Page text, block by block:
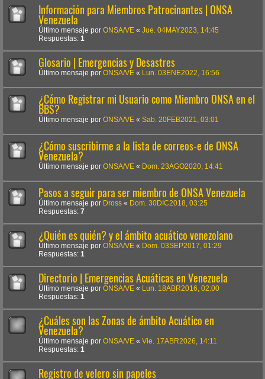
Información para Miembros Patrocinantes | ONSA
Venezuela
Último mensaje por ONSA/VE « Jue. 04MAY2023, 14:45
Respuestas: 1
Glosario | Emergencias y Desastres
Último mensaje por ONSA/VE « Lun. 03ENE2022, 16:56
¿Cómo Registrar mi Usuario como Miembro ONSA en el
BBS?
Último mensaje por ONSA/VE « Sab. 20FEB2021, 03:01
¿Cómo suscribirme a la lista de correos-e de ONSA
Venezuela?
Último mensaje por ONSA/VE « Dom. 23AGO2020, 14:41
Pasos a seguir para ser miembro de ONSA Venezuela
Último mensaje por Dross « Dom. 30DIC2018, 03:25
Respuestas: 7
¿Quién es quién? y el ámbito acuático venezolano
Último mensaje por ONSA/VE « Dom. 03SEP2017, 01:29
Respuestas: 1
Directorio | Emergencias Acuáticas en Venezuela
Último mensaje por ONSA/VE «
Lun. 18ABR2016, 02:00
Respuestas: 1
¿Cuáles son las Zonas de ámbito Acuático en
Venezuela?
Último mensaje por ONSA/VE « Vie. 17ABR2026, 14:11
Respuestas: 1
Registro de velero sin papeles